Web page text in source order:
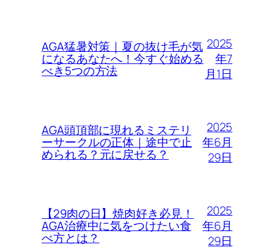
AGA猛暑対策｜夏の抜け毛が気
になるあなたへ！今すぐ始める
べき5つの方法
2025
年7
月1日
AGA頭頂部に現れるミステリ
ーサークルの正体｜途中で止
められる？元に戻せる？
2025
年6月
29日
【29肉の日】焼肉好き必見！
AGA治療中に気をつけたい食
べ方とは？
2025
年6月
29日